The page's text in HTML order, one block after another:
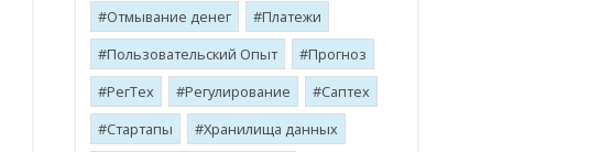
Отмывание денег
Платежи
Пользовательский Опыт
Прогноз
РегТех
Регулирование
Саптех
Стартапы
Хранилища данных